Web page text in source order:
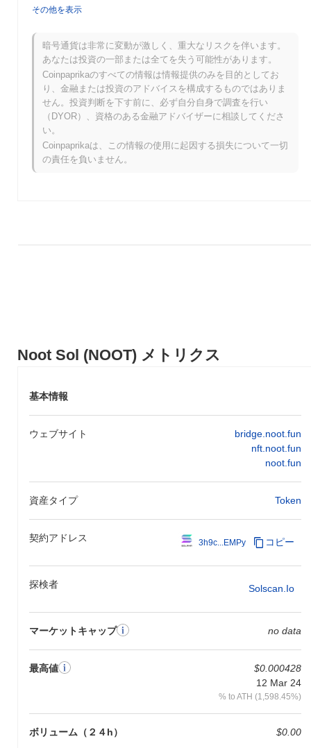
Noot Sol (NOOT) メトリクス
基本情報
ウェブサイト
bridge.noot.fun
nft.noot.fun
noot.fun
資産タイプ Token
契約アドレス 3h9c...EMPy コピー
探検者 Solscan.io
マーケットキャップ no data
最高値
$0.000428
12 Mar 24
% to ATH (1,598.45%)
ボリューム（２４h） $0.00
史上最安値（ATL）：
Noot Solは現在、ATHより ~94.11% 低く取引されています .
Noot Solは、より広範な暗号市場と比較してどのよ
うなパフォーマンスですか？
過去7日間で、Noot Solは0.00%上昇し、 0.28%の上昇を記録した
全体の暗号市場を下回っています。これは、より広範な市場のモ
メンタムと比較して、NOOTの価格アクションにおける一時的な
遅れを示しています。
その他を表示
暗号通貨は非常に変動が激しく、重大なリスクを伴います。
あなたは投資の一部または全てを失う可能性があります。
Coinpaprikaのすべての情報は情報提供のみを目的としてお
り、金融または投資のアドバイスを構成するものではありま
せん。投資判断を下す前に、必ず自分自身で調査を行い
（DYOR）、資格のある金融アドバイザーに相談してくださ
い。
Coinpaprikaは、この情報の使用に起因する損失について一切
の責任を負いません。